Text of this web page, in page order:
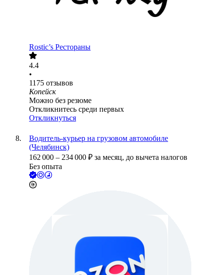
Rostic’s Рестораны
4.4
•
1175 отзывов
Копейск
Можно без резюме
Откликнитесь среди первых
Откликнуться
Водитель-курьер на грузовом автомобиле
(Челябинск)
162 000 – 234 000 ₽ за месяц, до вычета налогов
Без опыта